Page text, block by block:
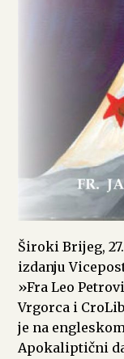
Široki Brijeg,
izdanju
»Fra Leo
Vrgorca i
je na
Apokaliptični